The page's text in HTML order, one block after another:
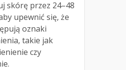
skórę przez 24–48
upewnić się, że
oznaki
takie jak
czy